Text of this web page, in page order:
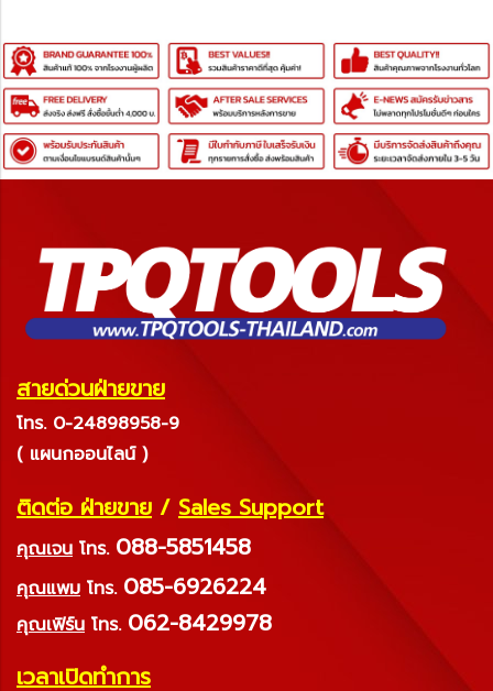
สายด่วนฝ่ายขาย
โทร. 0-24898958-9
( แผนกออนไลน์ )
ติดต่อ ฝ่ายขาย / Sales Support
คุณเจน โทร. 088-5851458
คุณแพม โทร. 085-6926224
คุณเฟิร์น โทร. 062-8429978
เวลาเปิดทำการ